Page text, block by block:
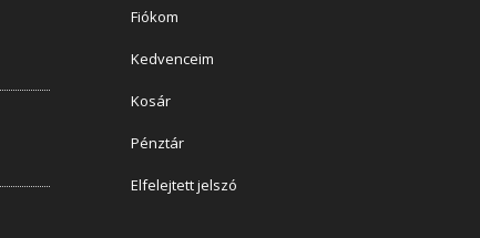
Fiókom
Kedvenceim
Kosár
Pénztár
Elfelejtett jelszó